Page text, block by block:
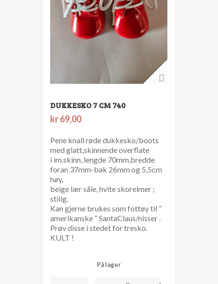
DUKKESKO 7 CM 740
kr69,00
Pene knall røde dukkesko/boots
med glatt,skinnende overflate
i im.skinn, lengde 70mm,bredde
foran 37mm-bak 26mm og 5,5cm
høy,
beige lær såle, hvite skoreimer ;
stilig.
Kan gjerne brukes som fottøy til ”
amerikanske ” SantaClaus/nisser .
Prøv disse i stedet for tresko.
KULT !
På lager